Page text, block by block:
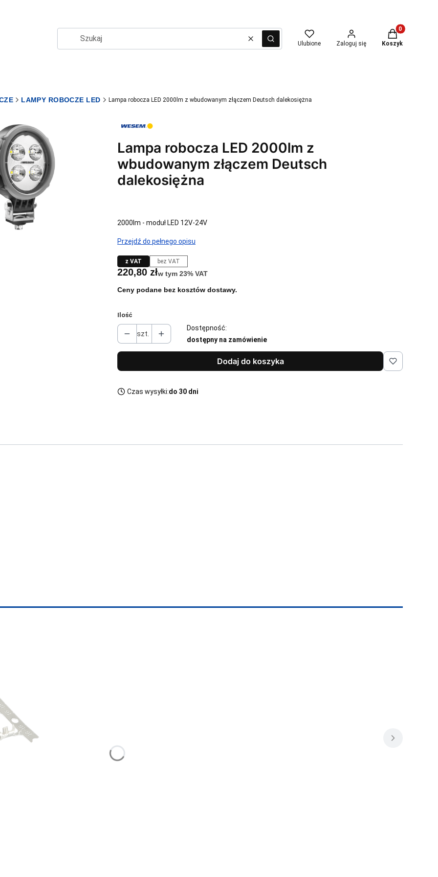
WyczyśćSzukaj Ulubione Zaloguj się
Produkty w
Koszyk
LAMPY ROBOCZE LED Lampa robocza LED 2000lm z wbudowanym złączem Deutsch dalekosiężna
Lampa robocza LED 2000lm z
wbudowanym złączem Deutsch
dalekosiężna
2000lm - moduł LED 12V-24V
Przejdź do pełnego opisu
z VAT bez VAT
Cena
220,80 złw tym 23% VAT
w tym 23% VAT
Ceny podane bez kosztów dostawy.
Ilość
szt.
Dostępność:
dostępny na zamówienie
Dodaj do koszyka
Czas wysyłki:do 30 dni